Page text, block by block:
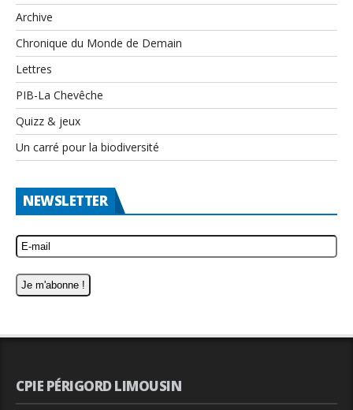
Archive
Chronique du Monde de Demain
Lettres
PIB-La Chevêche
Quizz & jeux
Un carré pour la biodiversité
NEWSLETTER
CPIE PÉRIGORD LIMOUSIN